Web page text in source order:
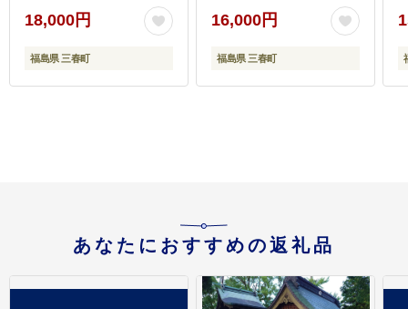
18,000円
福島県 三春町
16,000円
福島県 三春町
あなたにおすすめの返礼品